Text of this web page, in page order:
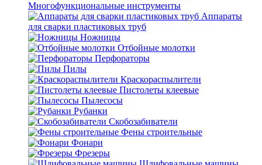
Многофункциональные инструменты
Аппараты
для сварки пластиковых труб
Ножницы
Отбойные молотки
Перфораторы
Пилы
Краскораспылители
Пистолеты клеевые
Пылесосы
Рубанки
Скобозабиватели
Фены строительные
Фонари
Фрезеры